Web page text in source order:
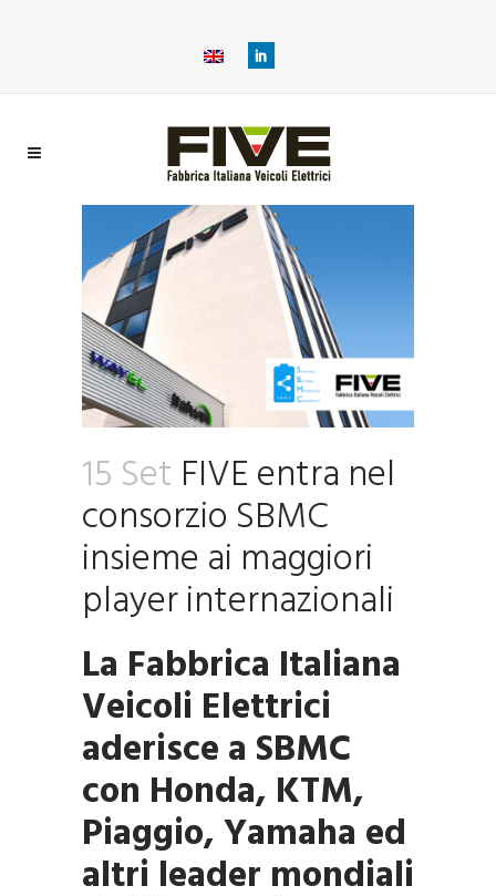
15 Set FIVE entra nel
consorzio SBMC
insieme ai maggiori
player internazionali
La Fabbrica Italiana
Veicoli Elettrici
aderisce a SBMC
con Honda, KTM,
Piaggio, Yamaha ed
altri leader mondiali